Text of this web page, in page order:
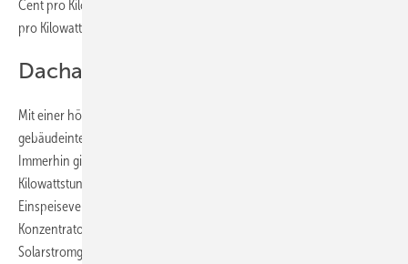
Cent pro Kilowattstunde und am 1. Januar 2015 auf nur noch 0,5 Cent
pro Kilowattstunde zusätzlich zur regulären Einspeisevergütung.
Dachanlagen bekommen mehr
Mit einer höheren Einspeisevergütung werden auch
gebäudeintegrierte Anlagen mit innovativen Merkmalen bedacht.
Immerhin gibt es dafür acht Cent mehr für jede eingespeiste
Kilowattstunde. Über eine etwa fünf Cent pro Kilowattstunde höhere
Einspeisevergütung können sich Betreiber von Anlagen mit
Konzentratortechnologie freuen. Hier gibt es für
Solarstromgeneratoren mit einer Leistung bis 200 Kilowatt 25,9 Cent